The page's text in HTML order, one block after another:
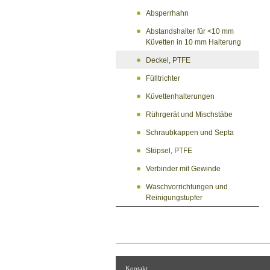
Absperrhahn
Abstandshalter für <10 mm
Küvetten in 10 mm Halterung
Deckel, PTFE
Fülltrichter
Küvettenhalterungen
Rührgerät und Mischstäbe
Schraubkappen und Septa
Stöpsel, PTFE
Verbinder mit Gewinde
Waschvorrichtungen und
Reinigungstupfer
Kontakt